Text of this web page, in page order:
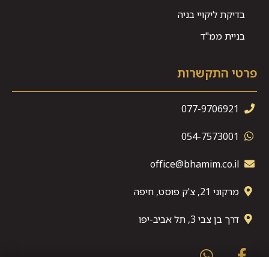
בדיקת ליקויי בניה
בניית ממ"ד
פרטי התקשרות
077-9706921
054-7573001
office@bhamim.co.il
מרקוני 21, צ'ק פוסט, חיפה
דרך בן צבי 3, תל אביב-יפו